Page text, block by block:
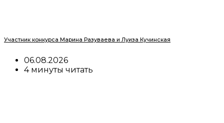
Участник конкурса Марина Разуваева и Луиза Кучинская
06.08.2026
4 минуты читать